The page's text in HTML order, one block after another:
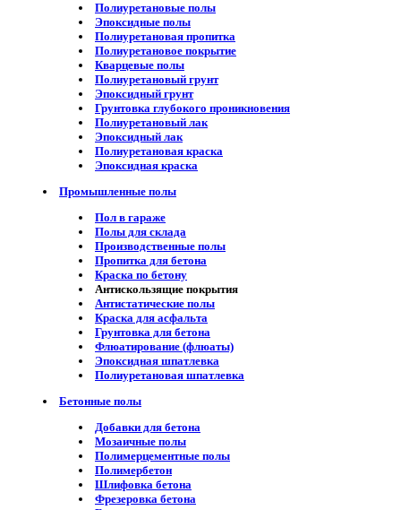
Полиуретановые полы
Эпоксидные полы
Полиуретановая пропитка
Полиуретановое покрытие
Кварцевые полы
Полиуретановый грунт
Эпоксидный грунт
Грунтовка глубокого проникновения
Полиуретановый лак
Эпоксидный лак
Полиуретановая краска
Эпоксидная краска
Промышленные полы
Пол в гараже
Полы для склада
Производственные полы
Пропитка для бетона
Краска по бетону
Антискользящие покрытия
Антистатические полы
Краска для асфальта
Грунтовка для бетона
Флюатирование (флюаты)
Эпоксидная шпатлевка
Полиуретановая шпатлевка
Бетонные полы
Добавки для бетона
Мозаичные полы
Полимерцементные полы
Полимербетон
Шлифовка бетона
Фрезеровка бетона